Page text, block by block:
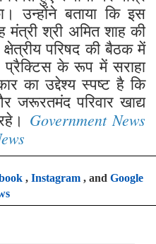
उन्होंने बताया कि इस
श्री अमित शाह की
परिषद की बैठक में
के रूप में सराहा
का उद्देश्य स्पष्ट है कि
जरूरतमंद परिवार खाद्य
Government News
, Instagram, and Google